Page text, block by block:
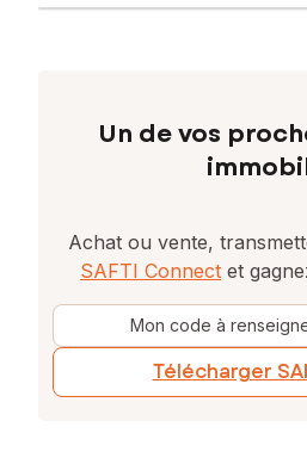
Un de vos
Achat ou vente,
SAFTI Connect et
Mon code à
Télécharger